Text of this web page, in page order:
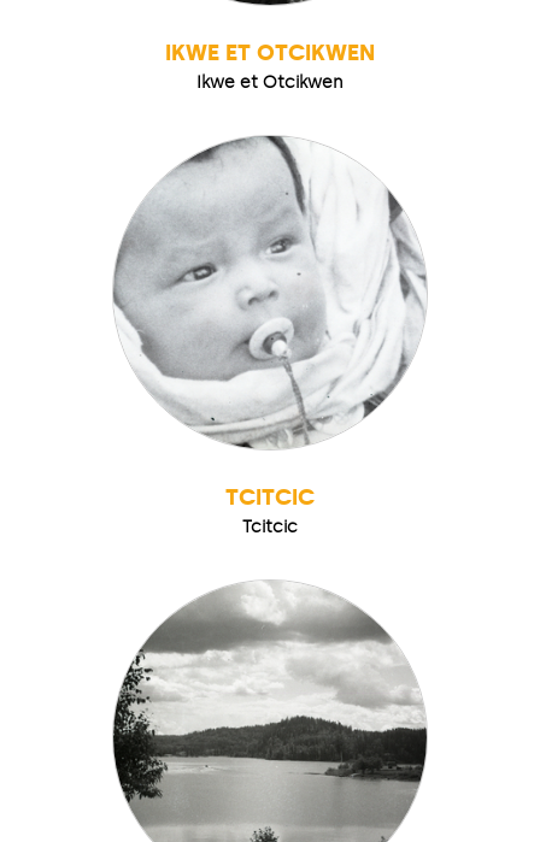
IKWE ET OTCIKWEN
Ikwe et Otcikwen
TCITCIC
Tcitcic